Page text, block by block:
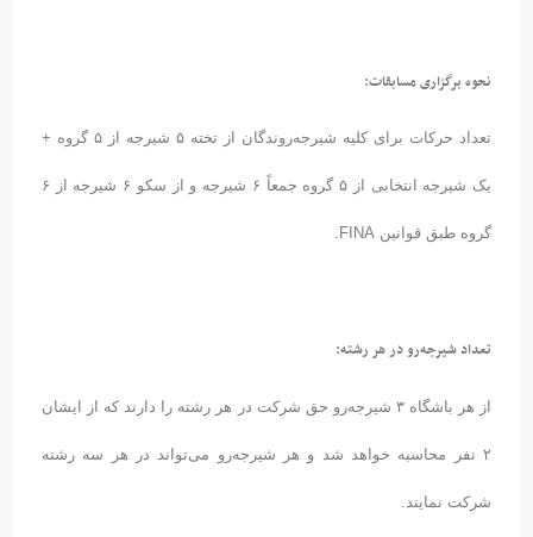
نحوه برگزاری مسابقات:
تعداد حرکات برای کلیه شیرجه‌روندگان از تخته ۵ شیرجه از ۵ گروه +
یک شیرجه انتخابی از ۵ گروه جمعاً ۶ شیرجه و از سکو ۶ شیرجه از ۶
گروه طبق قوانین FINA.
تعداد شیرجه‌رو در هر رشته:
از هر باشگاه ۳ شیرجه‌رو حق شرکت در هر رشته را دارند که از ایشان
۲ نفر محاسبه خواهد شد و هر شیرجه‌رو می‌تواند در هر سه رشته
شرکت نمایند.